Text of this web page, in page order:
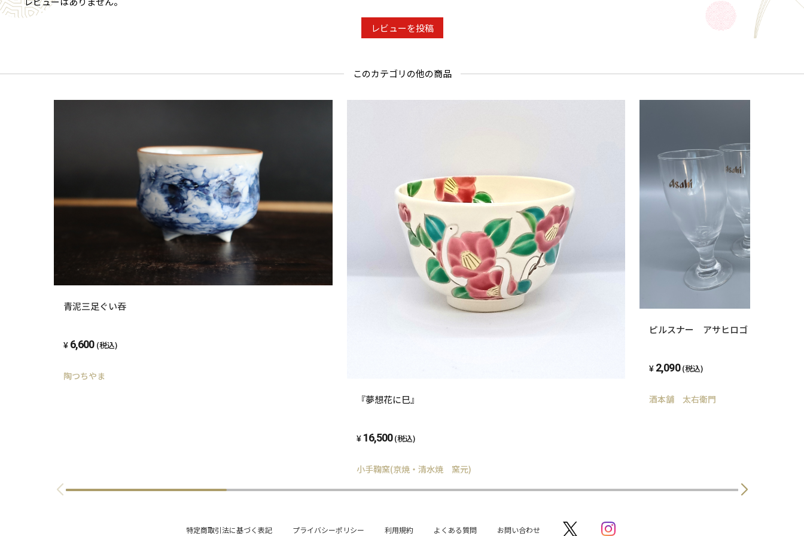
レビューを投稿
このカテゴリの他の商品
青泥三足ぐい吞
6,600 (税込)
陶つちやま
『夢想花に巳』
16,500(税込)
小手鞠窯(京焼・清水焼 窯元)
ピルスナー アサヒロゴ (ゴール
2,090 (税込)
酒本舗 太右衛門
特定商取引法に基づく表記 プライバシーポリシー 利用規約 よくある質問 お問い合わせ